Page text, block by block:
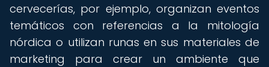
cervecerías, por ejemplo, organizan eventos
temáticos con referencias a la mitología
nórdica o utilizan runas en sus materiales de
marketing para crear un ambiente que